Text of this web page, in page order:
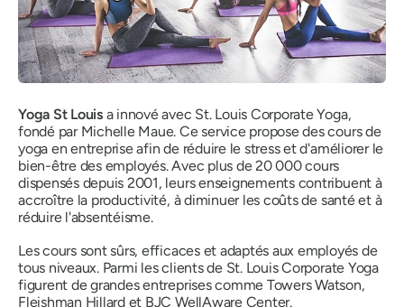
Yoga St Louisa innové avec St. Louis Corporate Yoga,
fondé par Michelle Maue. Ce service propose des cours de
yoga en entreprise afin de réduire le stress et d'améliorer le
bien-être des employés. Avec plus de 20 000 cours
dispensés depuis 2001, leurs enseignements contribuent à
accroître la productivité, à diminuer les coûts de santé et à
réduire l'absentéisme.
Les cours sont sûrs, efficaces et adaptés aux employés de
tous niveaux. Parmi les clients de St. Louis Corporate Yoga
figurent de grandes entreprises comme Towers Watson,
Fleishman Hillard et BJC WellAware Center.